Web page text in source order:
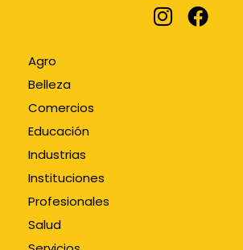
Agro
Belleza
Comercios
Educación
Industrias
Instituciones
Profesionales
Salud